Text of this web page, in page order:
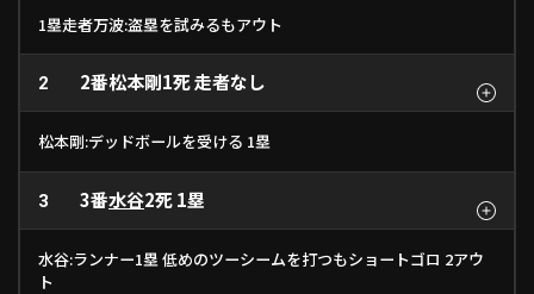
ファーム西地区
交流戦
埼玉西武ライオンズ
千葉ロッテマリーンズ
オリックス・バファローズ
福岡ソフトバンクホークス
設定
1塁走者万波:盗塁を試みるもアウト
2 2番松本剛1死 走者なし
松本剛:デッドボールを受ける 1塁
3 3番水谷2死 1塁
水谷:ランナー1塁 低めのツーシームを打つもショートゴロ 2アウ
ト